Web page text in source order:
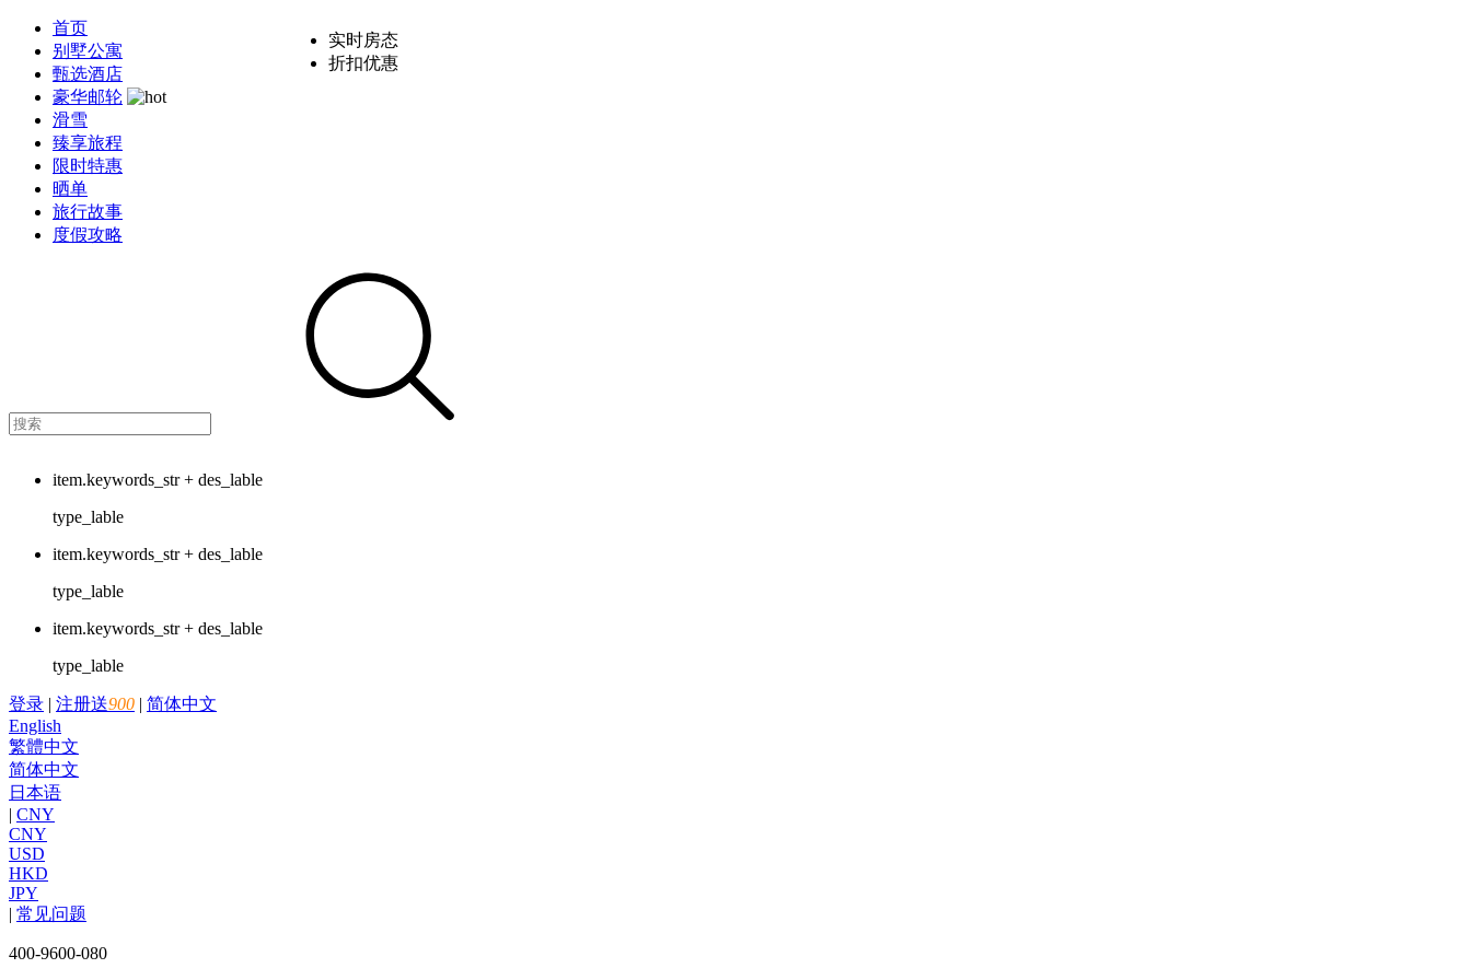
首页
别墅公寓
甄选酒店
豪华邮轮
滑雪
臻享旅程
限时特惠
晒单
旅行故事
度假攻略
item.keywords_str + des_lable
type_lable
item.keywords_str + des_lable
type_lable
item.keywords_str + des_lable
type_lable
登录 | 注册送900 | 简体中文
English
繁體中文
简体中文
日本语
| CNY
CNY
USD
HKD
JPY
| 常见问题
400-9600-080
实时房态
折扣优惠